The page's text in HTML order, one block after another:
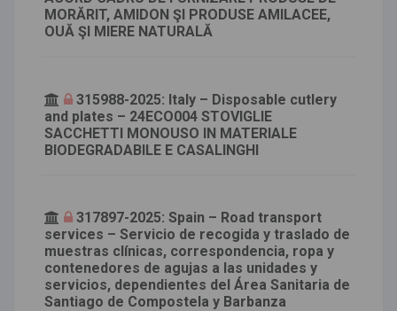
MORĂRIT, AMIDON ŞI PRODUSE AMILACEE,
OUĂ ŞI MIERE NATURALĂ
315988-2025: Italy – Disposable cutlery
and plates – 24ECO004 STOVIGLIE
SACCHETTI MONOUSO IN MATERIALE
BIODEGRADABILE E CASALINGHI
317897-2025: Spain – Road transport
services – Servicio de recogida y traslado de
muestras clínicas, correspondencia, ropa y
contenedores de agujas a las unidades y
servicios, dependientes del Área Sanitaria de
Santiago de Compostela y Barbanza